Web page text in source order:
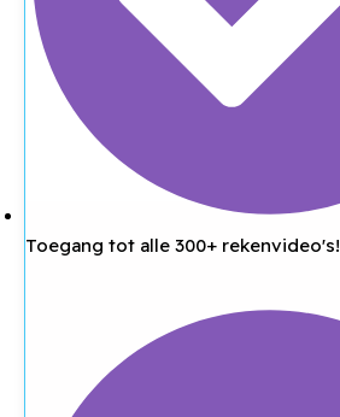
Toegang tot alle 300+ rekenvideo's!